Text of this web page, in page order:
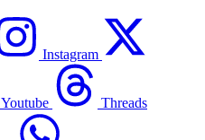
Instagram
Youtube Threads